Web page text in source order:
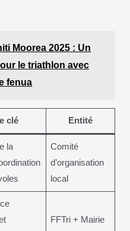
Moorea 2025 : Un
le triathlon avec
fenua
clé Entité
la
Comité
d’organisation
local
FFTri + Mairie